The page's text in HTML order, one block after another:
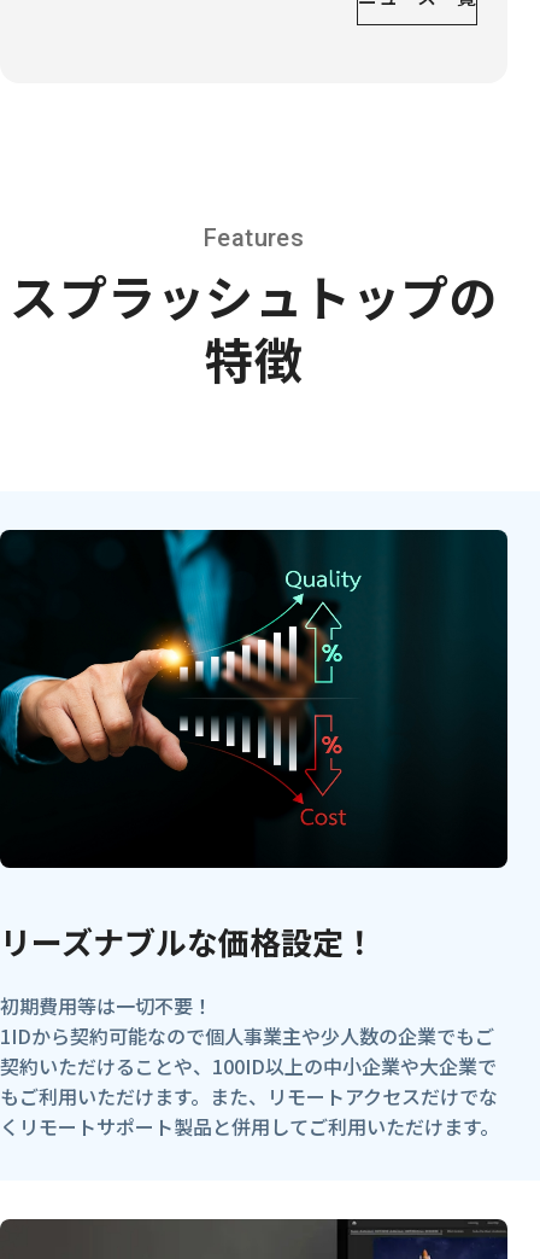
Features
スプラッシュトップの
特徴
リーズナブルな価格設定！
初期費用等は一切不要！
1IDから契約可能なので個人事業主や少人数の企業でもご
契約いただけることや、100ID以上の中小企業や大企業で
もご利用いただけます。また、リモートアクセスだけでな
くリモートサポート製品と併用してご利用いただけます。